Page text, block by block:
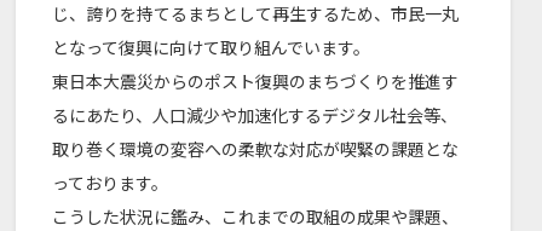
じ、誇りを持てるまちとして再生するため、市民一丸
となって復興に向けて取り組んでいます。
東日本大震災からのポスト復興のまちづくりを推進す
るにあたり、人口減少や加速化するデジタル社会等、
取り巻く環境の変容への柔軟な対応が喫緊の課題とな
っております。
こうした状況に鑑み、これまでの取組の成果や課題、